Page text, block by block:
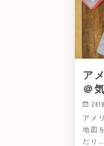
ア
＠
アメ
地図
だり